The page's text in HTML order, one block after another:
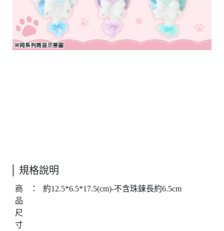
規格說明
商
品
尺
寸
： 約12.5*6.5*17.5(cm)-不含珠鍊長約6.5cm